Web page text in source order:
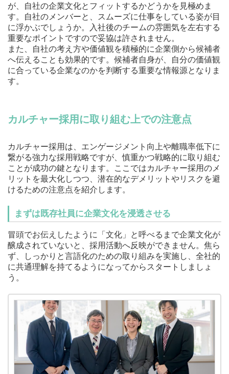
が、自社の企業文化とフィットするかどうかを見極めま
す。自社のメンバーと、スムーズに仕事をしている姿が目
に浮かぶでしょうか。入社後のチームの雰囲気を左右する
重要なポイントですので妥協は許されません。
また、自社の考え方や価値観を積極的に企業側から候補者
へ伝えることも効果的です。候補者自身が、自分の価値観
に合っている企業なのかを判断する重要な情報源となりま
す。
カルチャー採用に取り組む上での注意点
カルチャー採用は、エンゲージメント向上や離職率低下に
繋がる強力な採用戦略ですが、慎重かつ戦略的に取り組む
ことが成功の鍵となります。ここではカルチャー採用のメ
リットを最大化しつつ、潜在的なデメリットやリスクを避
けるための注意点を紹介します。
まずは既存社員に企業文化を浸透させる
冒頭でお伝えしたように「文化」と呼べるまで企業文化が
醸成されていないと、採用活動へ反映ができません。焦ら
ず、しっかりと言語化のための取り組みを実施し、全社的
に共通理解を持てるようになってからスタートしましょ
う。